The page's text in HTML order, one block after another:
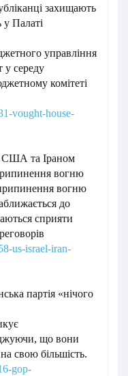
захищають
у Палаті
управління
у середу
комітеті
vought-house-
США та Іраном
вогню
вогню
до
сприяти
us-israel-iran-
партія «нічого
що вони
свою більшість.
gop-